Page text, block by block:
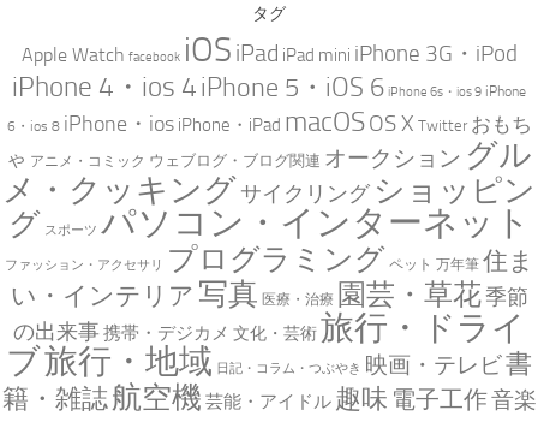
タグ
Apple Watch facebook iOS iPad iPad mini iPhone 3G・iPod
iPhone 4・ios 4iPhone 5・iOS 6 iPhone 6s・ios 9 iPhone
6・ios 8 iPhone・ios iPhone・iPad macOS OS X Twitter おもち
ゃ アニメ・コミック ウェブログ・ブログ関連 オークション グル
メ・クッキングサイクリング ショッピン
グ スポーツ パソコン・インターネット
ファッション・アクセサリ プログラミング ペット 万年筆 住ま
い・インテリア 写真 医療・治療 園芸・草花季節
の出来事携帯・デジカメ 文化・芸術 旅行・ドライ
ブ旅行・地域 日記・コラム・つぶやき 映画・テレビ書
籍・雑誌航空機 芸能・アイドル 趣味 電子工作音楽